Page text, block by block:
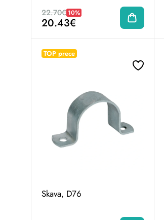
22.70€ 10%
20.43€
TOP prece
Skava, D76